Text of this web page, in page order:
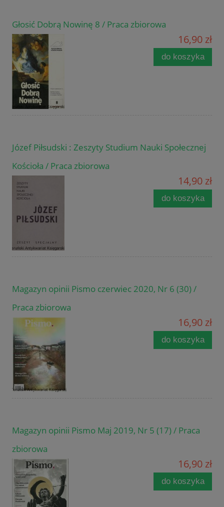
Głosić Dobrą Nowinę 8 / Praca zbiorowa
16,90 zł
do koszyka
Józef Piłsudski : Zeszyty Studium Nauki Społecznej
Kościoła / Praca zbiorowa
14,90 zł
do koszyka
Magazyn opinii Pismo czerwiec 2020, Nr 6 (30) /
Praca zbiorowa
16,90 zł
do koszyka
Magazyn opinii Pismo Maj 2019, Nr 5 (17) / Praca
zbiorowa
16,90 zł
do koszyka